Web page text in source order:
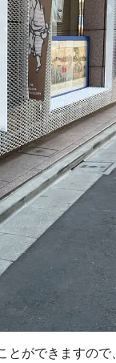
とができますので